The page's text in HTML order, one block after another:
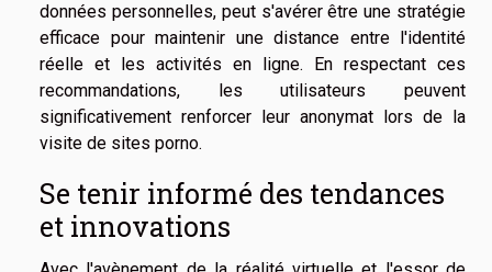
données personnelles, peut s'avérer être une stratégie
efficace pour maintenir une distance entre l'identité
réelle et les activités en ligne. En respectant ces
recommandations, les utilisateurs peuvent
significativement renforcer leur anonymat lors de la
visite de sites porno.
Se tenir informé des tendances
et innovations